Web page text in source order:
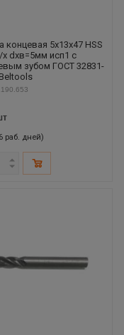
концевая 5х13х47 HSS
х dхв=5мм исп1 с
зубом ГОСТ 32831-
раб. дней)